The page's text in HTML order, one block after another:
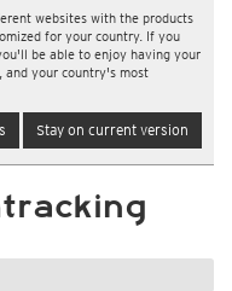
websites with the products
for your country. If you
be able to enjoy having your
and your country's most
Stay on current version